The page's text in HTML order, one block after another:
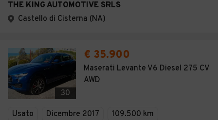
THE KING AUTOMOTIVE SRLS
Castello di Cisterna (NA)
30
€ 35.900
Maserati Levante V6 Diesel 275 CV
AWD
Usato Dicembre 2017
109.500 km